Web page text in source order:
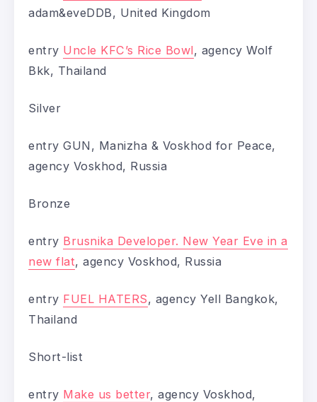
adam&eveDDB, United Kingdom
entry Uncle KFC’s Rice Bowl, agency Wolf
Bkk, Thailand
Silver
entry GUN, Manizha & Voskhod for Peace,
agency Voskhod, Russia
Bronze
entry Brusnika Developer. New Year Eve in a
new flat, agency Voskhod, Russia
entry FUEL HATERS, agency Yell Bangkok,
Thailand
Short-list
entry Make us better, agency Voskhod,